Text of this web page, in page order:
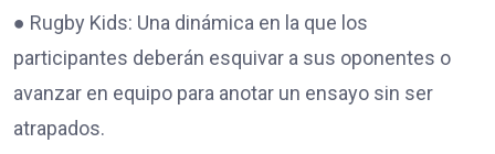
● Rugby Kids: Una dinámica en la que los
participantes deberán esquivar a sus oponentes o
avanzar en equipo para anotar un ensayo sin ser
atrapados.